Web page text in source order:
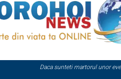
Daca sunteti martorul unor